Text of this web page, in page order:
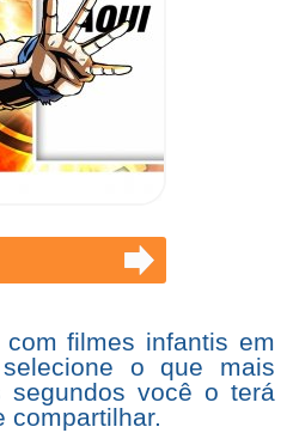
com filmes infantis em
o que mais
você o terá
compartilhar.